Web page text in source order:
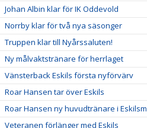
Johan Albin klar för IK Oddevold
Norrby klar för två nya säsonger
Truppen klar till Nyårssaluten!
Ny målvaktstränare för herrlaget
Vänsterback Eskils första nyförvärv
Roar Hansen tar över Eskils
Roar Hansen ny huvudtränare i
Veteranen förlänger med Eskils